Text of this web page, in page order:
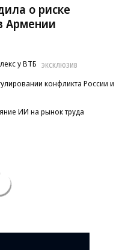
о риске
Армении
у ВТБ
ЭКСКЛЮЗИВ
конфликта России и
ИИ на рынок труда